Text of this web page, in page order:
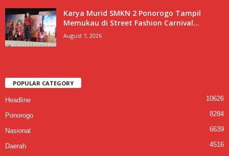
Karya Murid SMKN 2 Ponorogo Tampil
Memukau di Street Fashion Carnival...
August 7, 2026
POPULAR CATEGORY
Headline 10626
Ponorogo 8284
Nasional 6639
Daerah 4516